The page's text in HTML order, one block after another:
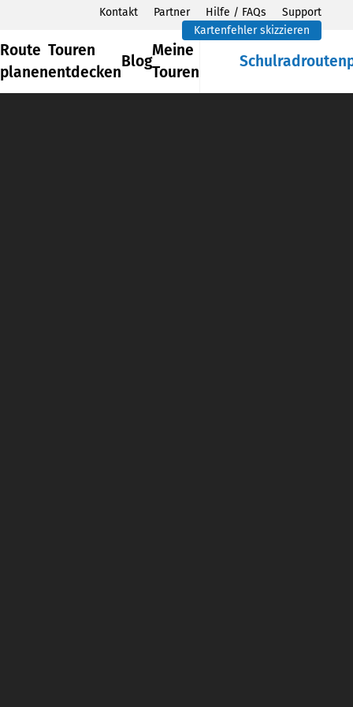
Kontakt Partner Hilfe / FAQs
Support
Kartenfehler skizzieren
Route
planen
Touren
entdecken
Blog
Meine
Touren